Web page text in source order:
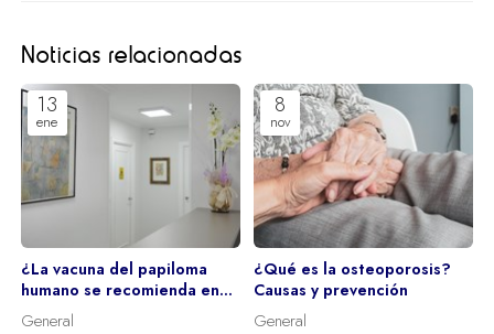
Noticias relacionadas
13
ene
¿La vacuna del papiloma
humano se recomienda en
mujeres adultas?
General
8
nov
¿Qué es la osteoporosis?
Causas y prevención
General